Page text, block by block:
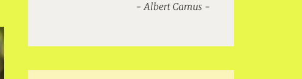
Albert Camus